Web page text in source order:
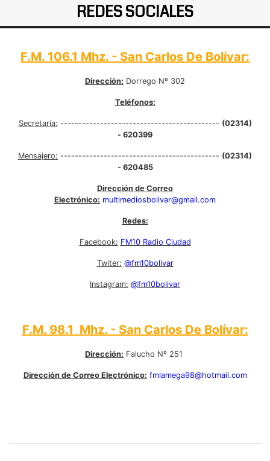
REDES SOCIALES
F.M. 106.1 Mhz. - San Carlos De Bolívar:
Dirección: Dorrego Nº 302
Teléfonos:
Secretaría: -------------------------------------------- (02314)
- 620399
Mensajero: -------------------------------------------- (02314)
- 620485
Dirección de Correo
Electrónico: multimediosbolivar@gmail.com
Redes:
Facebook: FM10 Radio Ciudad
Twiter: @fm10bolivar
Instagram: @fm10bolivar
F.M. 98.1 Mhz. - San Carlos De Bolívar:
Dirección: Falucho Nº 251
Dirección de Correo Electrónico: fmlamega98@hotmail.com